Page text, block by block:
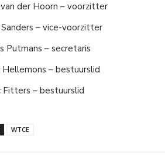
der Hoorn – voorzitter
– vice-voorzitter
Putmans – secretaris
Hellemons – bestuurslid
Fitters – bestuurslid
WTCE